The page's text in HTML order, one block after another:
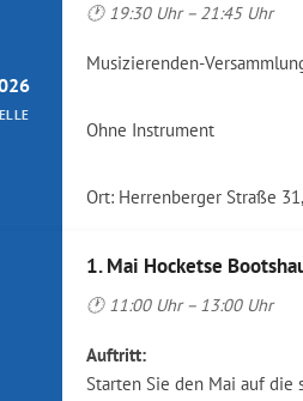
🕐 19:30 Uhr – 21:45 Uhr
Musizierenden-
Ohne Instrument
Ort: Herrenberger Straße
1. Mai Hocketse
🕐 11:00 Uhr – 13:00 Uhr
Auftritt:
Starten Sie den Mai auf die